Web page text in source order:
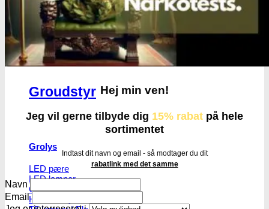
Gå til headshoppen
Groudstyr
Groudstyr
Grolys
LED pære
LED lamper
CMH lys
HPS/MH lys
Hej min ven!
Jeg vil gerne tilbyde dig 15% rabat på hele
sortimentet
Indtast dit navn og email - så modtager du dit
rabatlink med det samme
Navn
Email